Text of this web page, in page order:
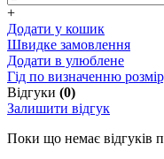
+
Додати у кошик
Швидке замовлення
Додати в улюблене
Гід по визначенню
Відгуки (0)
Залишити відгук
Поки що немає відгуків